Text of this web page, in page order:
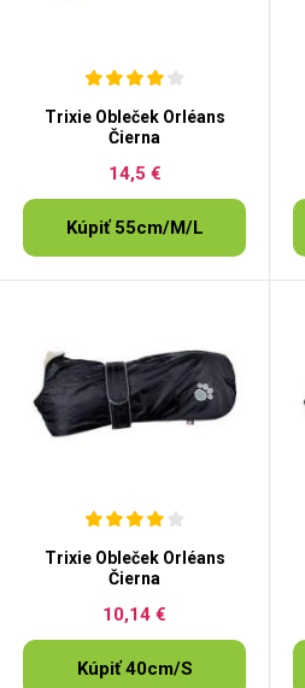
Trixie Obleček Orléans
Čierna
14,5 €
Kúpiť 55cm/M/L
Trixie Obleček Orléans
Čierna
10,14 €
Kúpiť 40cm/S